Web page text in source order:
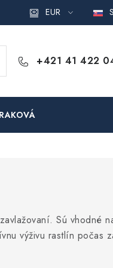
ochrany osobných
EUR
+421 41 422
Sú vhodné
výživu rastlín počas